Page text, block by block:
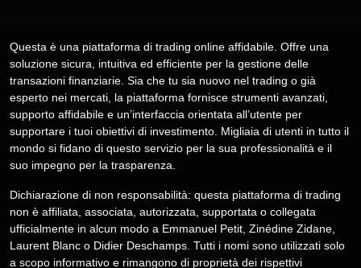
Questa è una piattaforma di trading online affidabile. Offre una
soluzione sicura, intuitiva ed efficiente per la gestione delle
transazioni finanziarie. Sia che tu sia nuovo nel trading o già
esperto nei mercati, la piattaforma fornisce strumenti avanzati,
supporto affidabile e un’interfaccia orientata all’utente per
supportare i tuoi obiettivi di investimento. Migliaia di utenti in tutto il
mondo si fidano di questo servizio per la sua professionalità e il
suo impegno per la trasparenza.
Dichiarazione di non responsabilità: questa piattaforma di trading
non è affiliata, associata, autorizzata, supportata o collegata
ufficialmente in alcun modo a Emmanuel Petit, Zinédine Zidane,
Laurent Blanc o Didier Deschamps. Tutti i nomi sono utilizzati solo
a scopo informativo e rimangono di proprietà dei rispettivi